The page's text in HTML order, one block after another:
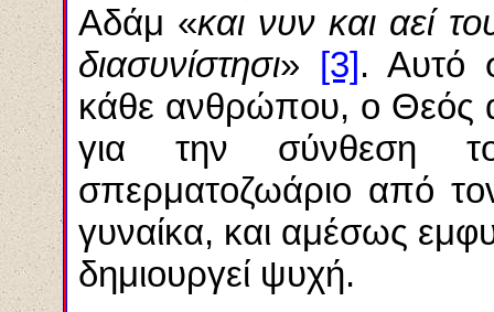
Αδάμ «και νυν και αεί
διασυνίστησι» [3]. Αυτό
κάθε ανθρώπου, ο Θεός
για την σύνθεση
σπερματοζωάριο από
γυναίκα, και αμέσως
δημιουργεί ψυχή.